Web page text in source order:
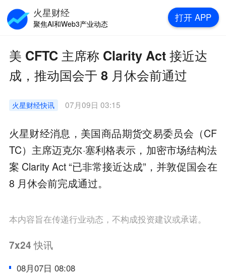
美 CFTC 主席称 Clarity Act 接近达
成，推动国会于 8 月休会前通过
火星财经快讯 07月09日 03:15
火星财经消息，美国商品期货交易委员会（CF
TC）主席迈克尔·塞利格表示，加密市场结构法
案 Clarity Act “已非常接近达成”，并敦促国会在
8 月休会前完成通过。
本内容旨在传递行业动态，不构成投资建议或承诺。
7x24快讯
08月07日 08:08
火星财经
聚焦AI和Web3产业动态
打开 APP